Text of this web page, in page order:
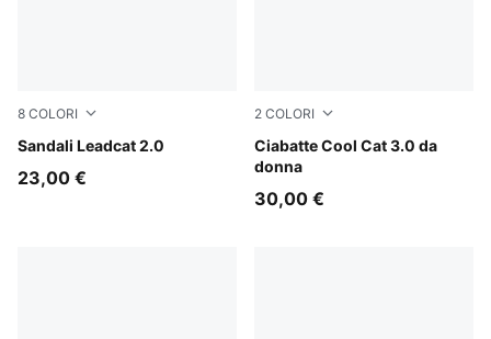
8 COLORI
Sandali Leadcat 2.0
PUMA White-PUMA Black
23,00 €
2 COLORI
Ciabatte Cool Cat 3.0 da
donna
PUMA Black-Rose Gold
30,00 €